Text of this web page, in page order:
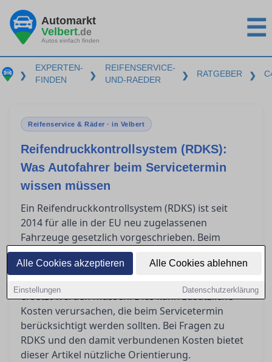
Alle Cookies akzeptieren Alle Cookies ablehnen
Einstellungen Datenschutzerklärung
Automarkt
Velbert.de
Autos einfach finden ☰
❯
EXPERTEN-
FINDEN
❯
REIFENSERVICE-
UND-RAEDER
❯ RATGEBER ❯
Reifenservice & Räder · in Velbert
Reifendruckkontrollsystem (RDKS):
Was Autofahrer beim Servicetermin
wissen müssen
Ein Reifendruckkontrollsystem (RDKS) ist seit
2014 für alle in der EU neu zugelassenen
Fahrzeuge gesetzlich vorgeschrieben. Beim
Reifenservicein Velbert müssen Autofahrer
wissen, dass spezielle Sensoren bei der
ersetzt werden müssen. Dies kann zusätzliche
Kosten verursachen, die beim Servicetermin
berücksichtigt werden sollten. Bei Fragen zu
RDKS und den damit verbundenen Kosten bietet
dieser Artikel nützliche Orientierung.